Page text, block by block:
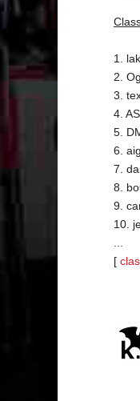
1.
2.
3.
4.
5.
6.
7.
8.
9.
10.
...
[